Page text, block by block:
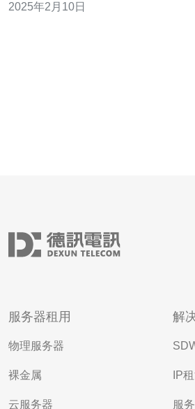
高效的特点，成为越来越多网站管理员的首选
2025年2月10日
服务器租用
物理服务器
裸金属
云服务器
解
IP
服